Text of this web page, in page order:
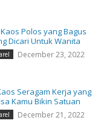
Polos yang Bagus
Dicari Untuk Wanita
December 23, 2022
Seragam Kerja yang
Kamu Bikin Satuan
December 21, 2022